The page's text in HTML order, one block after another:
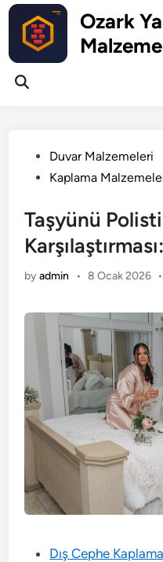
Skip
content
Ozark
Open
PostedDuvar Malzemeleri
Kaplama
Taşyünü
byadmin • 8 Ocak 2026 •
Dış Cephe